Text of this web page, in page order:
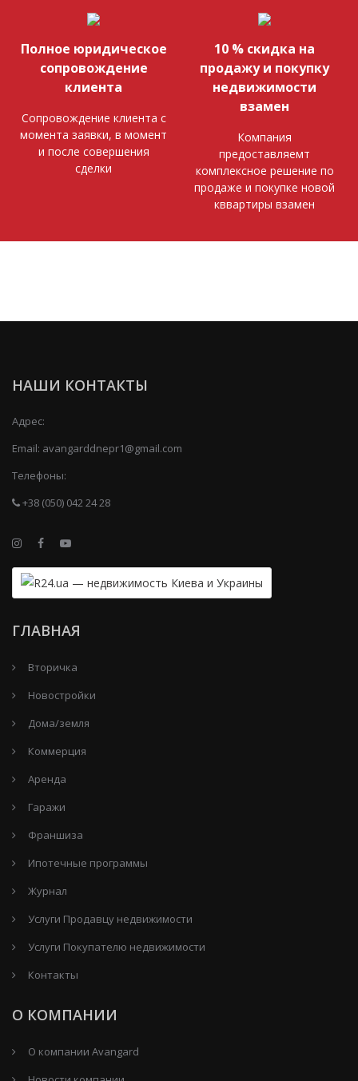
Полное юридическое
сопровождение
клиента
Сопровождение клиента с
момента заявки, в момент
и после совершения
сделки
10 % скидка на
продажу и покупку
недвижимости
взамен
Компания
предоставляемт
комплексное решение по
продаже и покупке новой
кввартиры взамен
НАШИ КОНТАКТЫ
Адрес:
Email: avangarddnepr1@gmail.com
Телефоны:
+38 (050) 042 24 28
ГЛАВНАЯ
Вторичка
Новостройки
Дома/земля
Коммерция
Аренда
Гаражи
Франшиза
Ипотечные программы
Журнал
Услуги Продавцу недвижимости
Услуги Покупателю недвижимости
Контакты
О КОМПАНИИ
О компании Avangard